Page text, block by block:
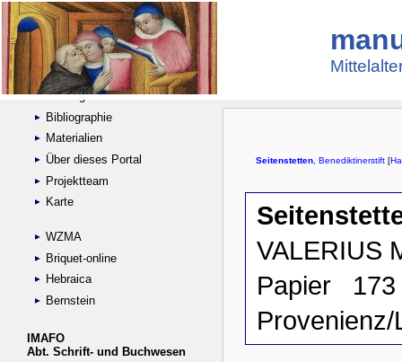
Suche
Handschriftensammlungen
Digitalisierte Handschriften
Kataloge
Bibliographie
Materialien
Über dieses Portal
Projektteam
Karte
WZMA
Briquet-online
Hebraica
Bernstein
IMAFO
Abt. Schrift- und Buchwesen